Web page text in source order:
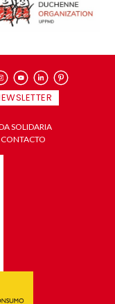
SOLIDARIA
CONTACTO